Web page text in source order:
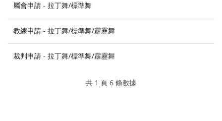
屬會申請 - 拉丁舞/標準舞
教練申請 - 拉丁舞/標準舞/霹靂舞
裁判申請 - 拉丁舞/標準舞/霹靂舞
共 1 頁 6 條數據